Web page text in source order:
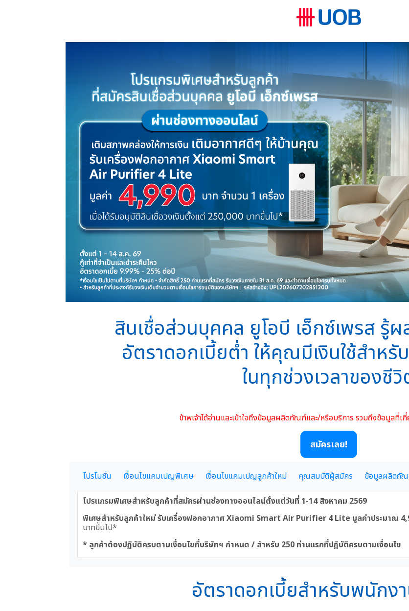
สินเชื่อส่วนบุคคล ยูโอบี เอ็กซ์เพรส รู้
อัตราดอกเบี้ยต่ำ ให้คุณมีเงินใช้สำหรั
ในทุกช่วงเวลาของชี
ข้าพเจ้าได้อ่านและเข้าใจถึงข้อมูลผลิตภัณฑ์และ/หรือบริการ รวมถึงข้อมูลที่เ
สมัครเลย!
โปรโมชั่น เงื่อนไขแคมเปญพิเศษ เงื่อนไขแคมเปญลูกค้าใหม่ คุณสมบัติผู้สมัคร ข้อมูลผลิตภั
โปรแกรมพิเศษสำหรับลูกค้าที่สมัครผ่านช่องทางออนไลน์ตั้งแต่วันที่ 1-14 สิงหาคม 2569
พิเศษสำหรับลูกค้าใหม่ รับเครื่องฟอกอากาศ Xiaomi Smart Air Purifier 4 Lite มูลค่าประมาณ
บาทขึ้นไป*
* ลูกค้าต้องปฏิบัติครบตามเงื่อนไขที่บริษัทฯ กำหนด / สำหรับ 250 ท่านแรกที่ปฏิบัติครบตามเงื่อนไข
อัตราดอกเบี้ยสำหรับพนักงา